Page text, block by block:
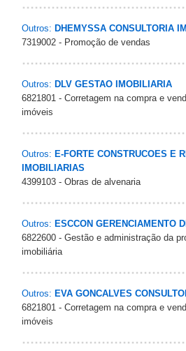
Outros: DHEMYSSA CONSULTORIA
7319002 - Promoção de vendas
Outros: DLV GESTAO IMOBILIARIA
6821801 - Corretagem na compra e
imóveis
Outros: E-FORTE CONSTRUCOES E
IMOBILIARIAS
4399103 - Obras de alvenaria
Outros: ESCCON GERENCIAMENTO
6822600 - Gestão e administração da
imobiliária
Outros: EVA GONCALVES
6821801 - Corretagem na compra e
imóveis